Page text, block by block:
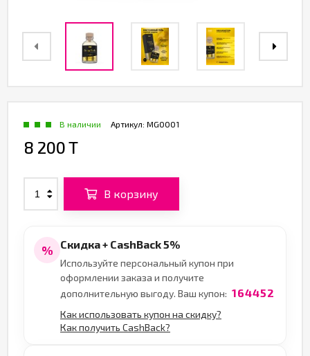
Артикул: MG0001
В наличии
8 200 T
В корзину
% Скидка + CashBack 5%
Используйте персональный купон при
оформлении заказа и получите
дополнительную выгоду. Ваш купон: 164452
Как использовать купон на скидку?
Как получить CashBack?